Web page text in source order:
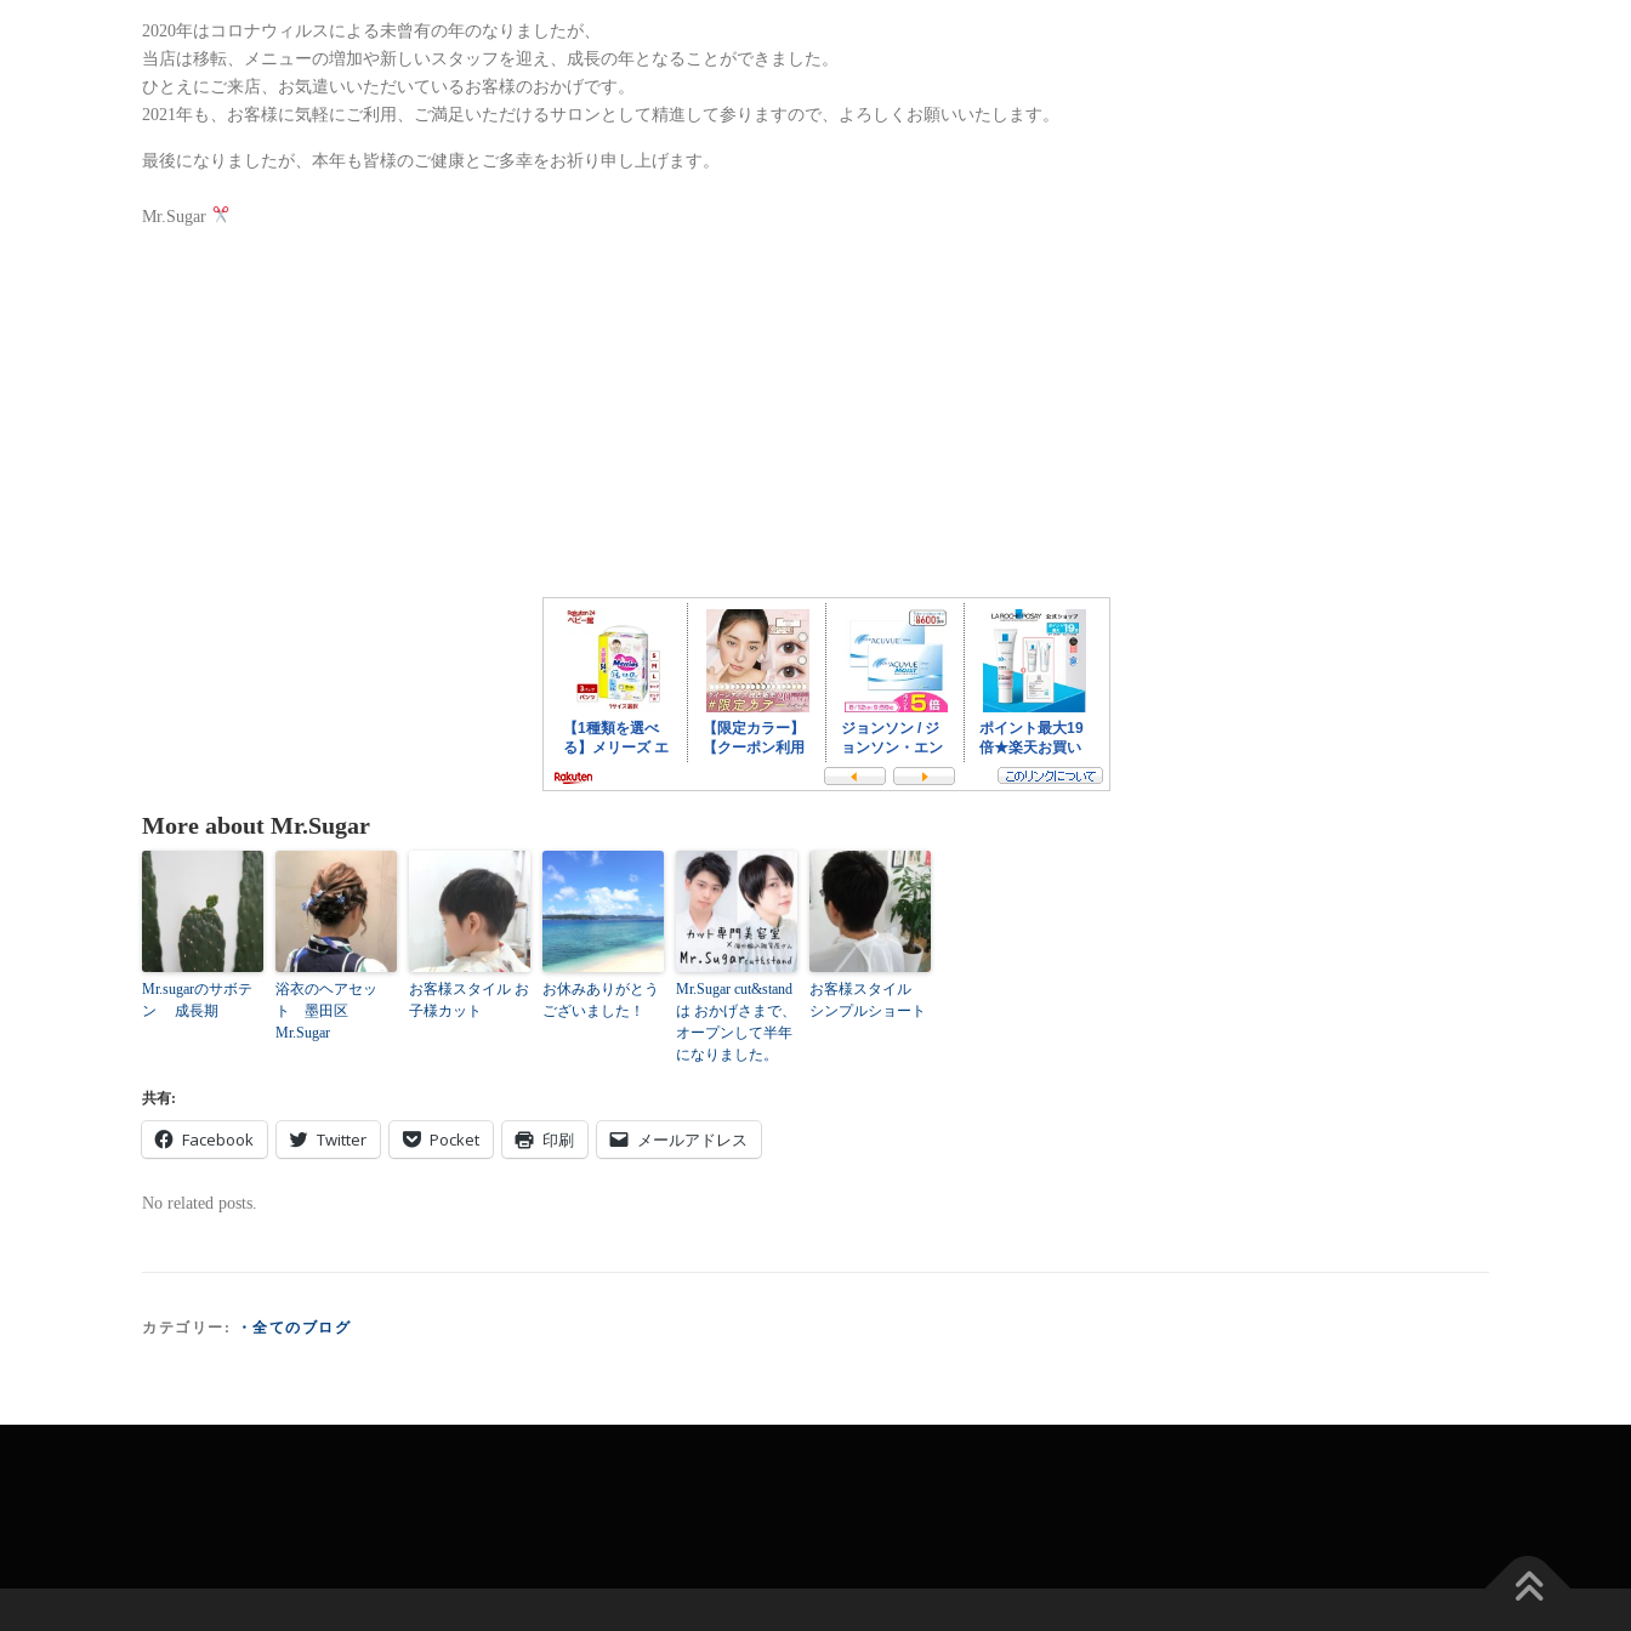
2020年はコロナウィルスによる未曾有の年のなりましたが、
当店は移転、メニューの増加や新しいスタッフを迎え、成長の年となることができました。
ひとえにご来店、お気遣いいただいているお客様のおかげです。
2021年も、お客様に気軽にご利用、ご満足いただけるサロンとして精進して参りますので、よろしくお願いいたします。
最後になりましたが、本年も皆様のご健康とご多幸をお祈り申し上げます。
Mr.Sugar
More about Mr.Sugar
Mr.sugarのサボテ
ン 成長期
浴衣のヘアセッ
ト 墨田区
Mr.Sugar
お客様スタイル お
子様カット
お休みありがとう
ございました！
Mr.Sugar cut&stand
は おかげさまで、
オープンして半年
になりました。
お客様スタイル
シンプルショート
共有:
Facebook Twitter Pocket 印刷 メールアドレス
No related posts.
カテゴリー: ・全てのブログ